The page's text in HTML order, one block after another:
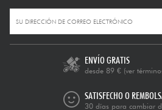
ENVÍO GRATIS
desde 89 € (ver
SATISFECHO O
30 días para cambiar